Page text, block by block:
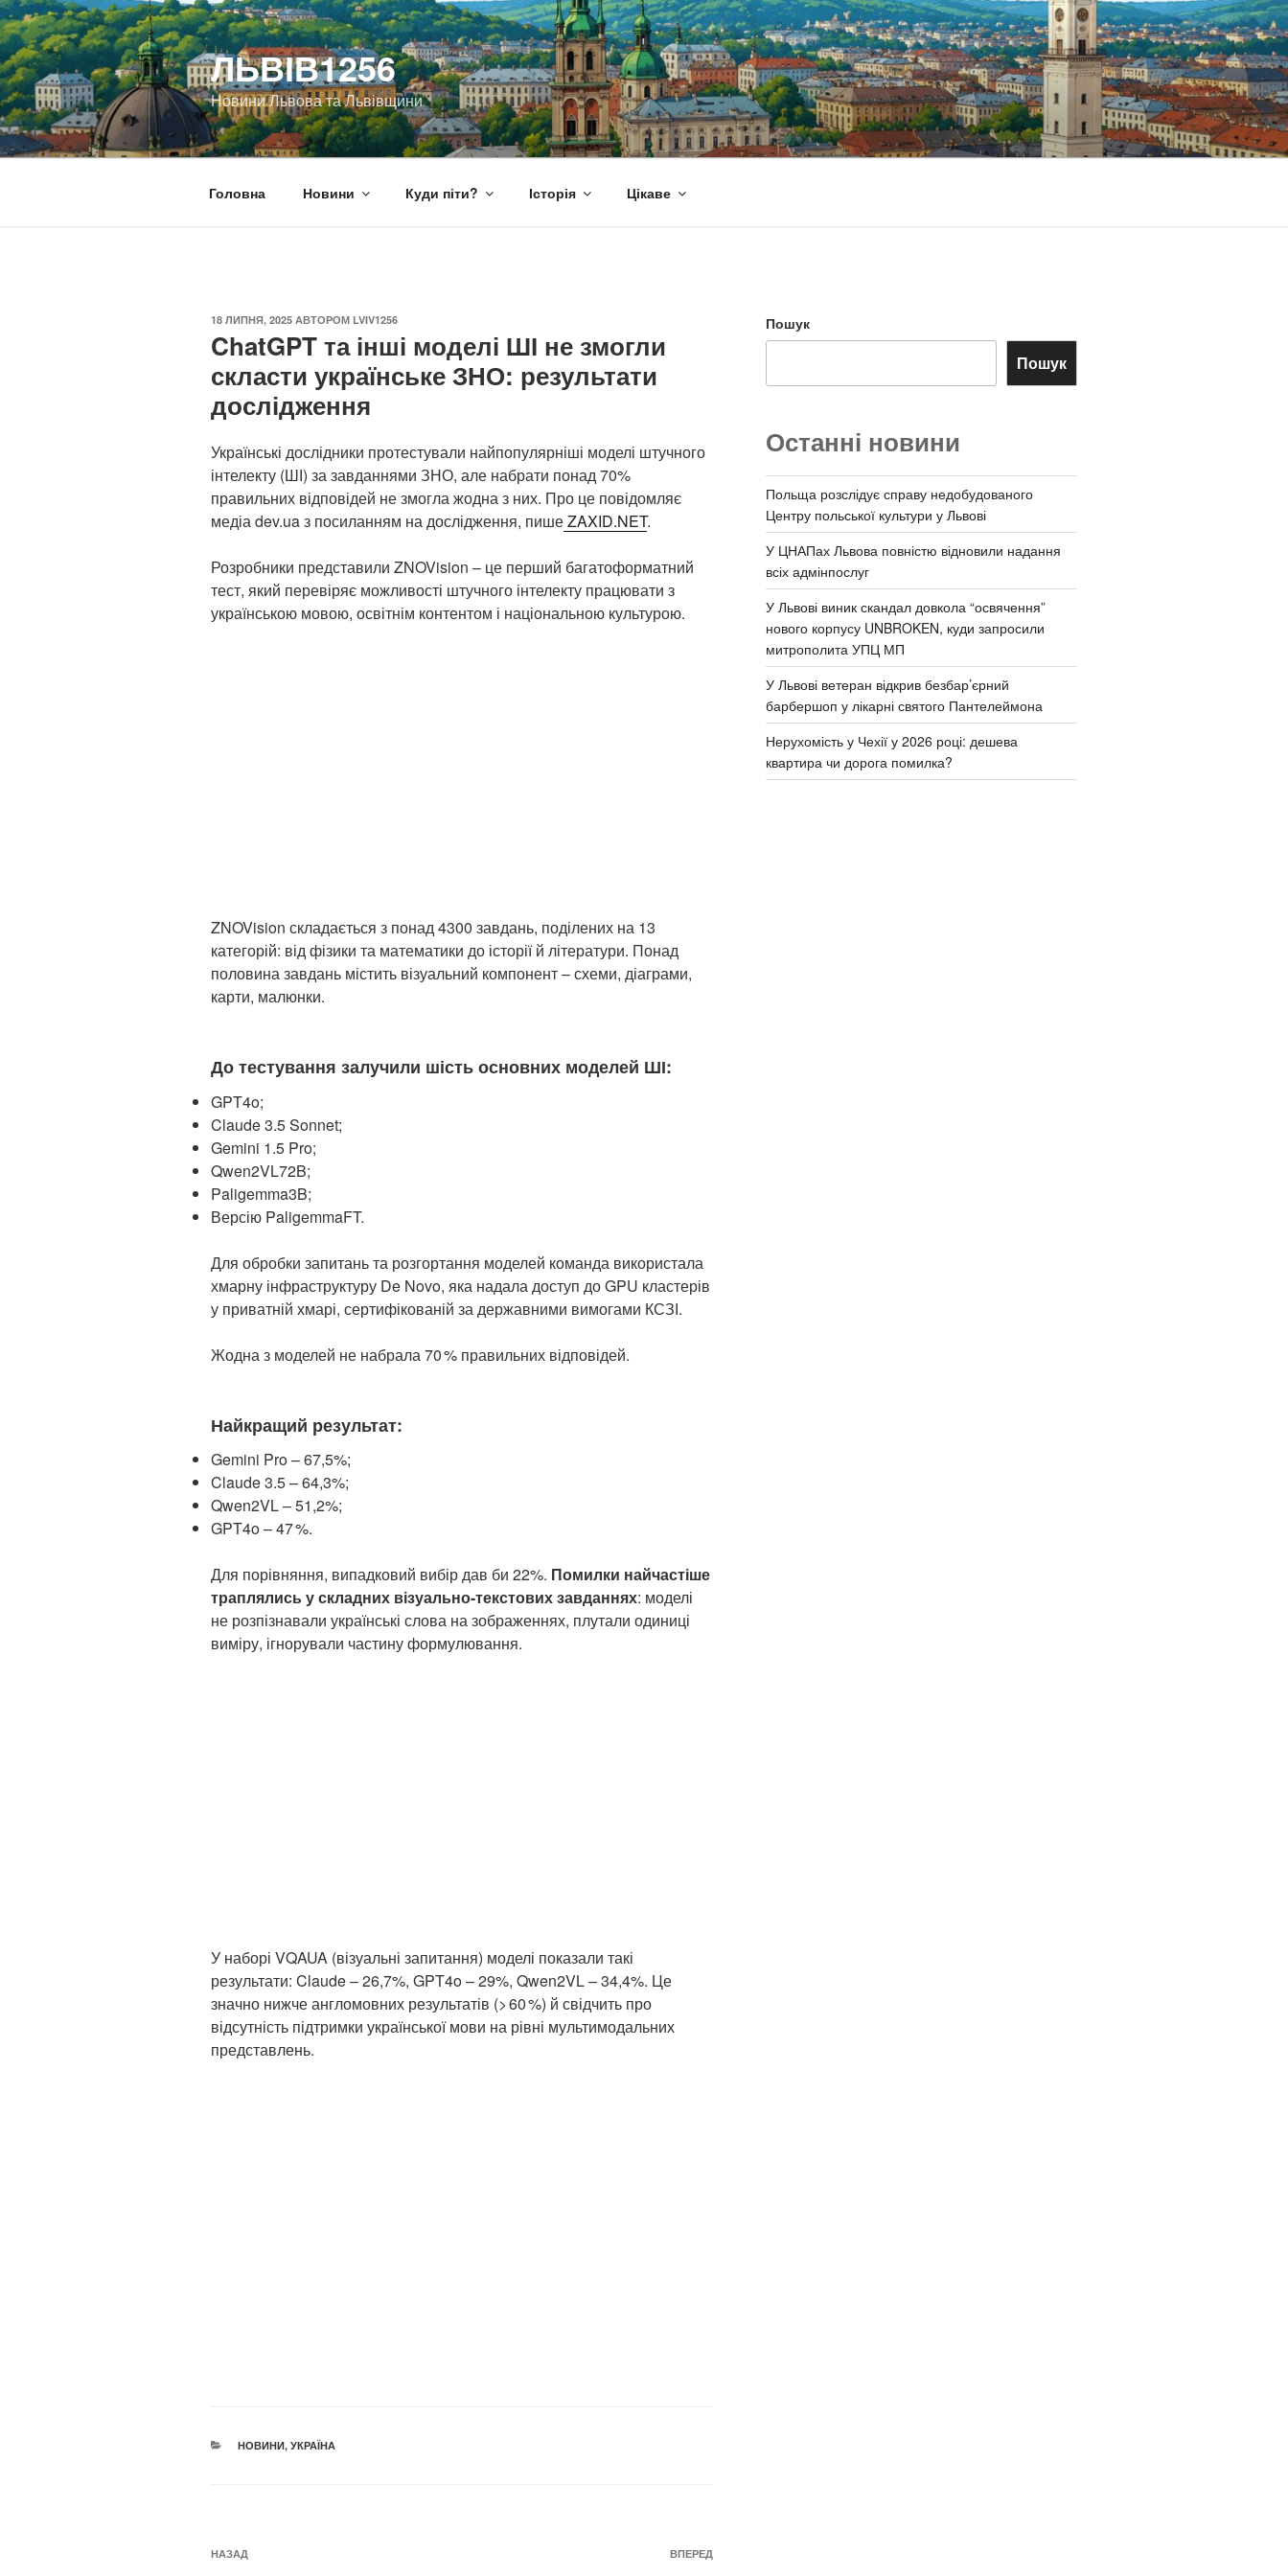
Перейти
до
вмісту
ЛЬВІВ1256
Новини Львова та Львівщини
Головна Новини Куди піти? Історія Цікаве
ОПУБЛІКОВАНО
18 ЛИПНЯ, 2025 АВТОРОМ LVIV1256
ChatGPT та інші моделі ШІ не змогли
скласти українське ЗНО: результати
дослідження
Українські дослідники протестували найпопулярніші моделі штучного
інтелекту (ШІ) за завданнями ЗНО, але набрати понад 70%
правильних відповідей не змогла жодна з них. Про це повідомляє
медіа dev.ua з посиланням на дослідження, пишеZAXID.NET.
Розробники представили ZNOVision – це перший багатоформатний
тест, який перевіряє можливості штучного інтелекту працювати з
українською мовою, освітнім контентом і національною культурою.
ZNOVision складається з понад 4300 завдань, поділених на 13
категорій: від фізики та математики до історії й літератури. Понад
половина завдань містить візуальний компонент – схеми, діаграми,
карти, малюнки.
До тестування залучили шість основних моделей ШІ:
GPT4o;
Claude 3.5 Sonnet;
Gemini 1.5 Pro;
Qwen2VL72B;
Paligemma3B;
Версію PaligemmaFT.
Для обробки запитань та розгортання моделей команда використала
хмарну інфраструктуру De Novo, яка надала доступ до GPU кластерів
у приватній хмарі, сертифікованій за державними вимогами КСЗІ.
Жодна з моделей не набрала 70 % правильних відповідей.
Найкращий результат:
Gemini Pro – 67,5%;
Claude 3.5 – 64,3%;
Qwen2VL – 51,2%;
GPT4o – 47 %.
Для порівняння, випадковий вибір дав би 22%. Помилки найчастіше
траплялись у складних візуально-текстових завданнях: моделі
не розпізнавали українські слова на зображеннях, плутали одиниці
виміру, ігнорували частину формулювання.
У наборі VQAUA (візуальні запитання) моделі показали такі
результати: Claude – 26,7%, GPT4o – 29%, Qwen2VL – 34,4%. Це
значно нижче англомовних результатів (> 60 %) й свідчить про
відсутність підтримки української мови на рівні мультимодальних
представлень.
КАТЕГОРІЇ
НОВИНИ, УКРАЇНА
Навігація
Попередній
НАЗАД
Наступний
ВПЕРЕД
Пошук
Пошук
Останні новини
Польща розслідує справу недобудованого
Центру польської культури у Львові
У ЦНАПах Львова повністю відновили надання
всіх адмінпослуг
У Львові виник скандал довкола “освячення”
нового корпусу UNBROKEN, куди запросили
митрополита УПЦ МП
У Львові ветеран відкрив безбар’єрний
барбершоп у лікарні святого Пантелеймона
Нерухомість у Чехії у 2026 році: дешева
квартира чи дорога помилка?